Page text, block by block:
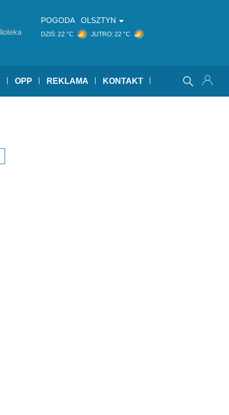
POGODA OLSZTYN
DZIŚ: 22 °C JUTRO: 22 °C
OPP REKLAMA KONTAKT